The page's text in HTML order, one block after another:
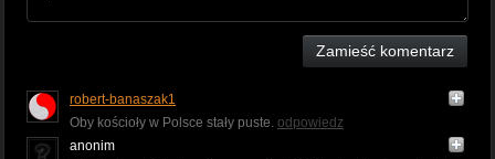
Zamieść komentarz
robert-banaszak1
Oby kościoły w Polsce stały puste. odpowiedz
anonim